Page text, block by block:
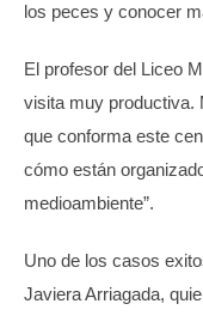
los peces y conocer
El profesor del Liceo
visita muy productiva.
que conforma este
cómo están
medioambiente”.
Uno de los casos
Javiera Arriagada,